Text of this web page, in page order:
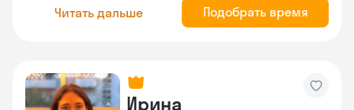
Читать дальше Подобрать время
Ирина